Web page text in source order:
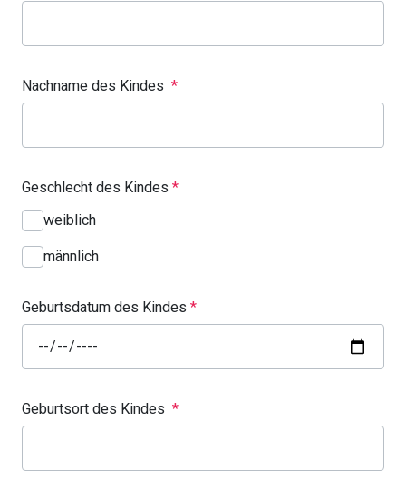
Nachname des Kindes *
Geschlecht des Kindes *
weiblich
männlich
Geburtsdatum des Kindes *
Geburtsort des Kindes *